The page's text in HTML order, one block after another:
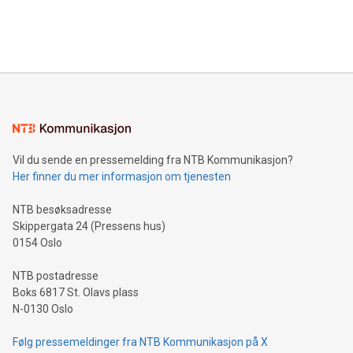
mining.Energy Market Dynamics: Explore how Bitcoin mining
mining.Sound Money: Discover how tamper-proof currency
neutral payment systems support humanitarian
projects.Carbon Footprint: Compare Bitcoin's environmental
event and dive into the critical topics of Bitcoin
Vil du sende en pressemelding fra NTB Kommunikasjon?
Her finner du mer informasjon om tjenesten
NTB besøksadresse
Skippergata 24 (Pressens hus)
0154 Oslo
NTB postadresse
Boks 6817 St. Olavs plass
N-0130 Oslo
Følg pressemeldinger fra NTB Kommunikasjon på X